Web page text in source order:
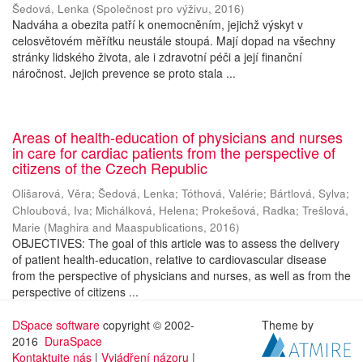
Šedová, Lenka (Společnost pro výživu, 2016)
Nadváha a obezita patří k onemocněním, jejichž výskyt v
celosvětovém měřítku neustále stoupá. Mají dopad na všechny
stránky lidského života, ale i zdravotní péči a její finanční
náročnost. Jejich prevence se proto stala ...
Areas of health-education of physicians and nurses
in care for cardiac patients from the perspective of
citizens of the Czech Republic
Olišarová, Věra; Šedová, Lenka; Tóthová, Valérie; Bártlová, Sylva;
Chloubová, Iva; Michálková, Helena; Prokešová, Radka; Trešlová,
Marie (Maghira and Maaspublications, 2016)
OBJECTIVES: The goal of this article was to assess the delivery
of patient health-education, relative to cardiovascular disease
from the perspective of physicians and nurses, as well as from the
perspective of citizens ...
DSpace software copyright © 2002-
2016 DuraSpace
Kontaktujte nás | Vyjádření názoru |
Theme by